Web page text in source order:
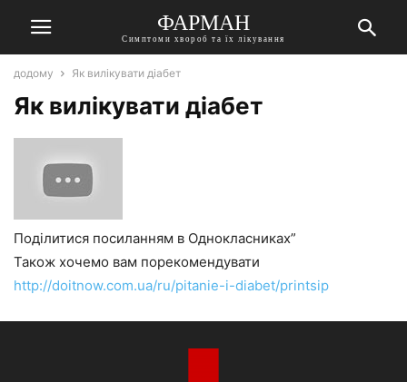
ФАРМАН
Симптоми хвороб та їх лікування
додому Як вилікувати діабет
Як вилікувати діабет
Поділитися посиланням в Однокласниках”
Також хочемо вам порекомендувати
http://doitnow.com.ua/ru/pitanie-i-diabet/printsip